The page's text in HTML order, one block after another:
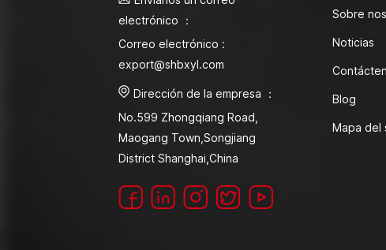
electrónico ：
Correo electrónico :
export@shbxyl.com
Dirección de la empresa ：
No.599 Zhongqiang Road,
Maogang Town,Songjiang
District Shanghai,China
Sobre
Noticias
Blog
Mapa del